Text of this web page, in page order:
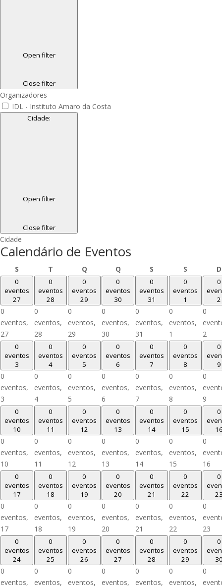
Open filter
Close filter
Organizadores
IDL - Instituto Amaro da Costa
Cidade:
Open filter
Close filter
Cidade
Calendário de Eventos
S Segunda-
feira
T
feira
QQuarta-
feira
QQuinta-
feira
S
feira
S D
0
eventos
27
0
eventos,
27
0
eventos
28
0
eventos,
28
0
eventos
29
0
eventos,
29
0
eventos
30
0
eventos,
30
0
eventos
31
0
eventos,
31
0
eventos
1
0
eventos,
1
0
2
0
2
0
eventos
3
0
eventos,
3
0
eventos
4
0
eventos,
4
0
eventos
5
0
eventos,
5
0
eventos
6
0
eventos,
6
0
eventos
7
0
eventos,
7
0
eventos
8
0
eventos,
8
0
9
0
9
0
eventos
10
0
eventos,
10
0
eventos
11
0
eventos,
11
0
eventos
12
0
eventos,
12
0
eventos
13
0
eventos,
13
0
eventos
14
0
eventos,
14
0
eventos
15
0
eventos,
15
0
0
16
0
eventos
17
0
eventos,
17
0
eventos
18
0
eventos,
18
0
eventos
19
0
eventos,
19
0
eventos
20
0
eventos,
20
0
eventos
21
0
eventos,
21
0
eventos
22
0
eventos,
22
0
0
23
0
eventos
24
0
eventos,
0
eventos
25
0
eventos,
0
eventos
26
0
eventos,
0
eventos
27
0
eventos,
0
eventos
28
0
eventos,
0
eventos
29
0
eventos,
0
0